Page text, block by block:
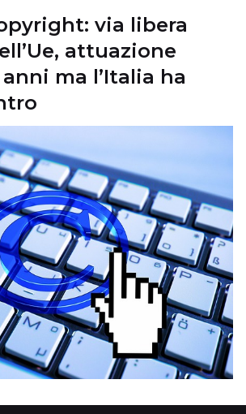
via libera
attuazione
ma l’Italia ha